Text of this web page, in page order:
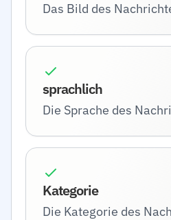
Das Bild des
sprachlich
Die Sprache des
Kategorie
Die Kategorie des